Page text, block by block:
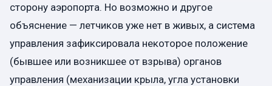
сторону аэропорта. Но возможно и другое
объяснение — летчиков уже нет в живых, а система
управления зафиксировала некоторое положение
(бывшее или возникшее от взрыва) органов
управления (механизации крыла, угла установки